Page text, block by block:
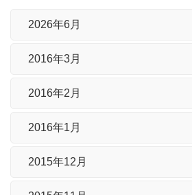
2026年6月
2016年3月
2016年2月
2016年1月
2015年12月